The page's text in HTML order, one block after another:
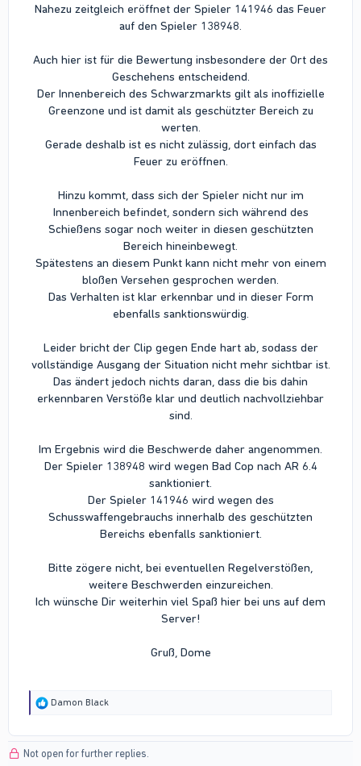
Nahezu zeitgleich eröffnet der Spieler 141946 das Feuer
auf den Spieler 138948.
Auch hier ist für die Bewertung insbesondere der Ort des
Geschehens entscheidend.
Der Innenbereich des Schwarzmarkts gilt als inoffizielle
Greenzone und ist damit als geschützter Bereich zu
werten.
Gerade deshalb ist es nicht zulässig, dort einfach das
Feuer zu eröffnen.
Hinzu kommt, dass sich der Spieler nicht nur im
Innenbereich befindet, sondern sich während des
Schießens sogar noch weiter in diesen geschützten
Bereich hineinbewegt.
Spätestens an diesem Punkt kann nicht mehr von einem
bloßen Versehen gesprochen werden.
Das Verhalten ist klar erkennbar und in dieser Form
ebenfalls sanktionswürdig.
Leider bricht der Clip gegen Ende hart ab, sodass der
vollständige Ausgang der Situation nicht mehr sichtbar ist.
Das ändert jedoch nichts daran, dass die bis dahin
erkennbaren Verstöße klar und deutlich nachvollziehbar
sind.
Im Ergebnis wird die Beschwerde daher angenommen.
Der Spieler 138948 wird wegen Bad Cop nach AR 6.4
sanktioniert.
Der Spieler 141946 wird wegen des
Schusswaffengebrauchs innerhalb des geschützten
Bereichs ebenfalls sanktioniert.
Bitte zögere nicht, bei eventuellen Regelverstößen,
weitere Beschwerden einzureichen.
Ich wünsche Dir weiterhin viel Spaß hier bei uns auf dem
Server!
Gruß, Dome
R
t
Damon Black
Not open for further replies.